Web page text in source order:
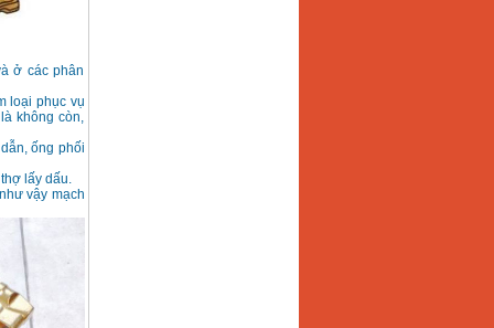
ở các phân
loại phục vụ
không còn,
ống phối
lấy dấu.
vậy mạch